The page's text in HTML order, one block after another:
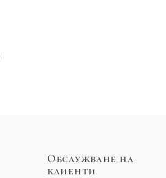
Обслужване на
клиенти